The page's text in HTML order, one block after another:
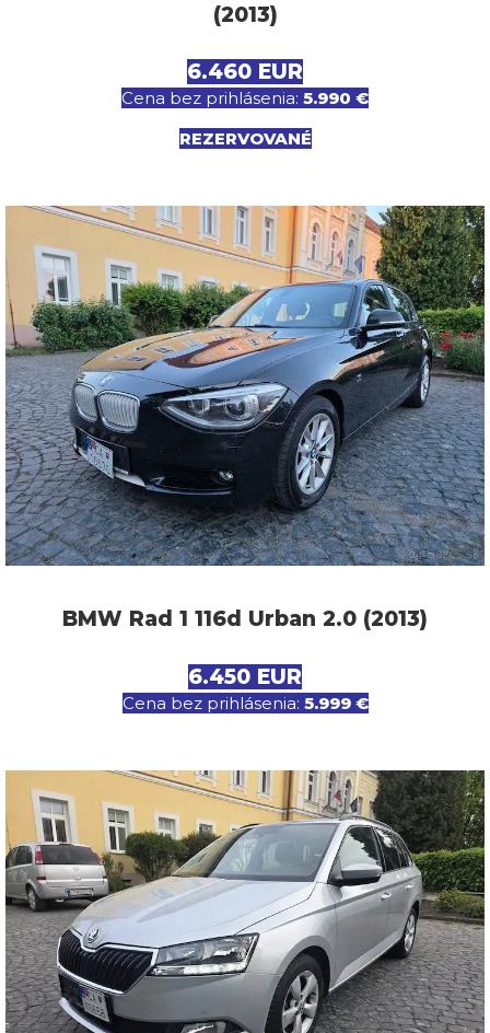
(2013)
6.460 EUR
Cena bez prihlásenia: 5.990 €
REZERVOVANÉ
BMW Rad 1 116d Urban 2.0 (2013)
6.450 EUR
Cena bez prihlásenia: 5.999 €